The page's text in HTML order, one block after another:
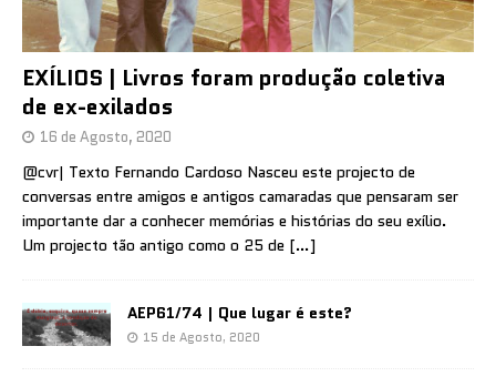
EXÍLIOS | Livros foram produção coletiva
de ex-exilados
16 de Agosto, 2020
@cvr| Texto Fernando Cardoso Nasceu este projecto de
conversas entre amigos e antigos camaradas que pensaram ser
importante dar a conhecer memórias e histórias do seu exílio.
Um projecto tão antigo como o 25 de […]
AEP61/74 | Que lugar é este?
15 de Agosto, 2020